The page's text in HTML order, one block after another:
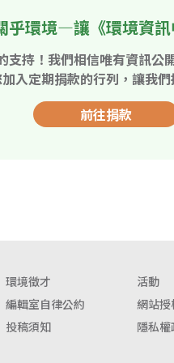
乎環境—讓《環境資
支持！我們相信唯有資訊
入定期捐款的行列，讓我
前往捐款
環境徵才
活動
編輯室自律公約
網站
投稿須知
隱私